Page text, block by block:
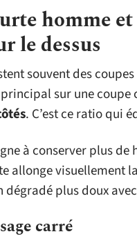
homme
le dessus
souvent des
sur une coupe
. C’est ce ratio qui
à conserver plus de
allonge visuellement
dégradé plus doux
carré